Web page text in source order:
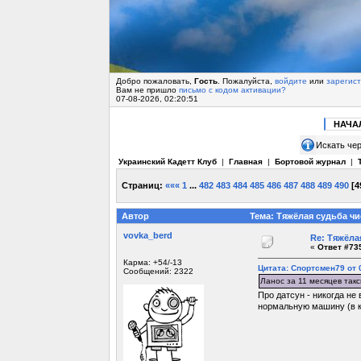
Добро пожаловать, Гость. Пожалуйста, войдите или
Вам не пришло письмо с кодом активации?
07-08-2026, 02:20:51
Искать
Украинский Кадетт Клуб| Главная| Бортовой журнал|
Страниц: ««« 1 ... 482 483 484 485 486 487 488 489 490[
Автор
Тема: Тяжёлая судьба
vovka_berd
Карма: +54/-13
Сообщений: 2322
Re:
« Ответ
Цитата: Спортсмен79 от
Ланос за 11 месяцев
Про датсун - никогда
нормальную машину (в